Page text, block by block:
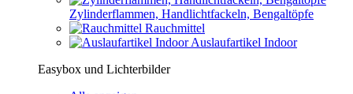
Zylinderflammen, Handlichtfackeln, Bengaltöpfe
Rauchmittel
Auslaufartikel Indoor
Easybox und Lichterbilder